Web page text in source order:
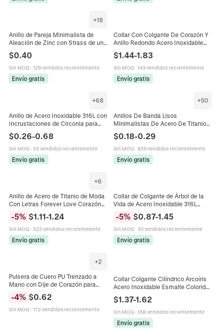
+18
Anillo de Pareja Minimalista de
Aleación de Zinc con Strass de una
Sola Fila para Mujer Chapado en
Oro Rosa Oro Plata Anillo de Moda
$0.40
Sin MOQ · 129 vendidos recientemente
Envío gratis
Collar Con Colgante De Corazón Y
Anillo Redondo Acero Inoxidable
Chapado En Oro De 18K Joyería De
Moda Para Mujer Pareja
$1.44-1.83
Sin MOQ · 143 vendidos recientemente
Envío gratis
+68
Anillo de Acero Inoxidable 316L con
Incrustaciones de Circonia para
Minimalista Oro Rosa Plata Negro
Joyería
$0.26-0.68
Sin MOQ · 53 vendidos recientemente
Envío gratis
+50
Anillos De Banda Lisos
Minimalistas De Acero De Titanio
Compromiso Joyería Unisex
$0.18-0.29
Sin MOQ · 639 vendidos recientemente
Envío gratis
+6
Anillo de Acero de Titanio de Moda
Con Letras Forever Love Corazón
Oro Plata Chapado Strass
Incrustado Joyería Regalo
-5% $1.11-1.24
Sin MOQ · 522 vendidos recientemente
Envío gratis
Collar de Colgante de Árbol de la
Vida de Acero Inoxidable 316L
Pareja Abrazándose Joyería
Redonda Estrella para Mujeres
Hombres Oro Plata
-5% $0.87-1.45
Sin MOQ · 33 vendidos recientemente
Envío gratis
+2
Pulsera de Cuero PU Trenzado a
Mano con Dije de Corazón para
Parejas Hombres Mujeres Cuerda
Ajustable Joyería Minimalista
Regalo
-4% $0.62
Sin MOQ · 172 vendidos recientemente
Collar Colgante Cilíndrico Arcoíris
Acero Inoxidable Esmalte Colorido
Parejas
$1.37-1.62
Sin MOQ · 158 vendidos recientemente
Envío gratis